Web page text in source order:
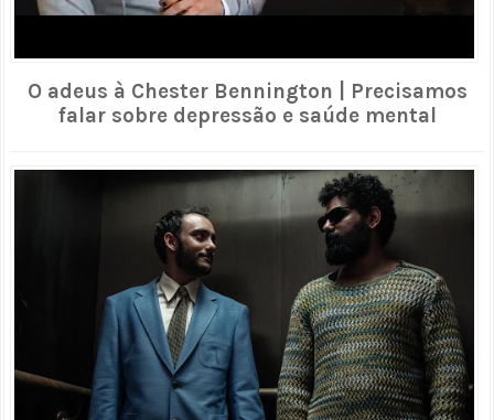
O adeus à Chester Bennington | Precisamos
falar sobre depressão e saúde mental